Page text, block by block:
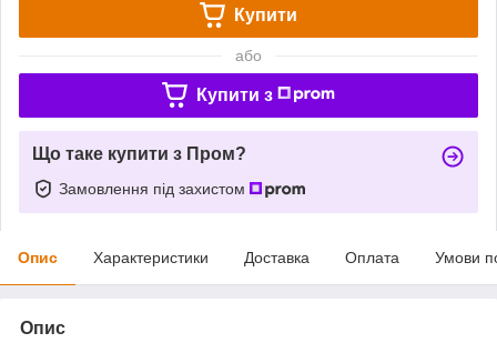
Купити
або
Купити з
Що таке купити з Пром?
Замовлення під захистом
Опис Характеристики Доставка Оплата Умови
Опис